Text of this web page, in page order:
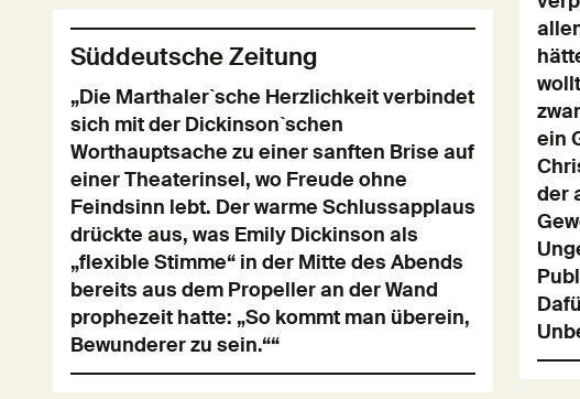
ein
der
Süddeutsche Zeitung
„Die Marthaler`sche Herzlichkeit verbindet
sich mit der Dickinson`schen
Worthauptsache zu einer sanften Brise auf
einer Theaterinsel, wo Freude ohne
Feindsinn lebt. Der warme Schlussapplaus
drückte aus, was Emily Dickinson als
„flexible Stimme“ in der Mitte des Abends
bereits aus dem Propeller an der Wand
prophezeit hatte: „So kommt man überein,
Bewunderer zu sein.““